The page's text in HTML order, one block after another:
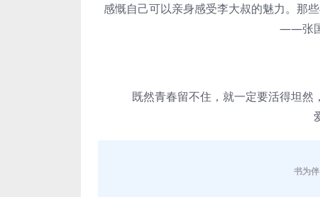
感慨自己可以亲身感受李大叔的魅力。那
——张国
既然青春留不住，就一定要活得坦然
书为